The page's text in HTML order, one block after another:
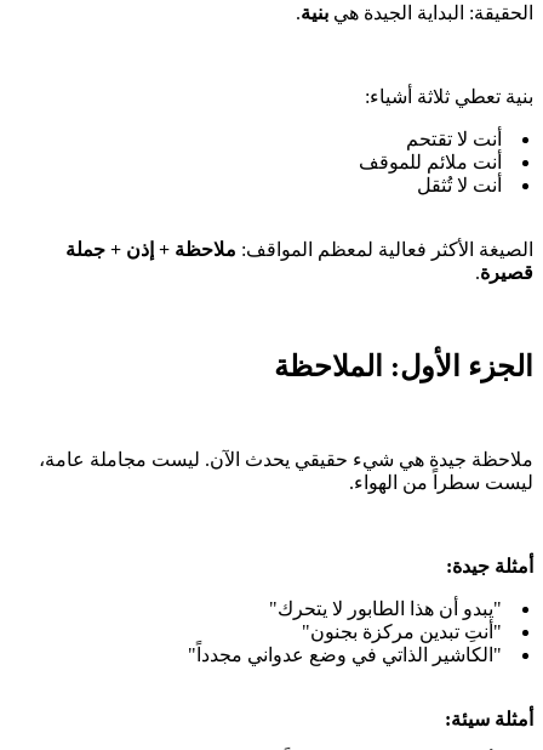
الحقيقة: البداية الجيدة هي بنية.
بنية تعطي ثلاثة أشياء:
أنت لا تقتحم
أنت ملائم للموقف
أنت لا تُثقل
الصيغة الأكثر فعالية لمعظم المواقف: ملاحظة + إذن + جملة
قصيرة.
الجزء الأول: الملاحظة
ملاحظة جيدة هي شيء حقيقي يحدث الآن. ليست مجاملة عامة،
ليست سطراً من الهواء.
أمثلة جيدة:
"يبدو أن هذا الطابور لا يتحرك"
"أنتِ تبدين مركزة بجنون"
"الكاشير الذاتي في وضع عدواني مجدداً"
أمثلة سيئة: